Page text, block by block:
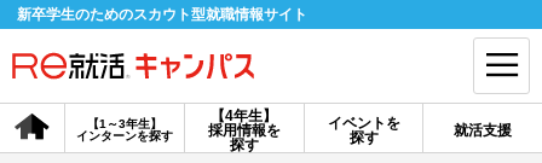
新卒学生のためのスカウト型就職情報サイト
【4年生】
採用情報を
探す
【1～3年生】
インターンを探す
イベントを
探す
就活支援
会員登録 ログイン